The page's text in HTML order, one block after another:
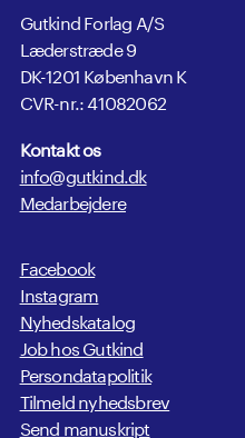
Gutkind Forlag A/S
Læderstræde 9
DK-1201 København K
CVR-nr.: 41082062
Kontakt os
info@gutkind.dk
Medarbejdere
Facebook
Instagram
Nyhedskatalog
Job hos Gutkind
Persondatapolitik
Tilmeld nyhedsbrev
Send manuskript